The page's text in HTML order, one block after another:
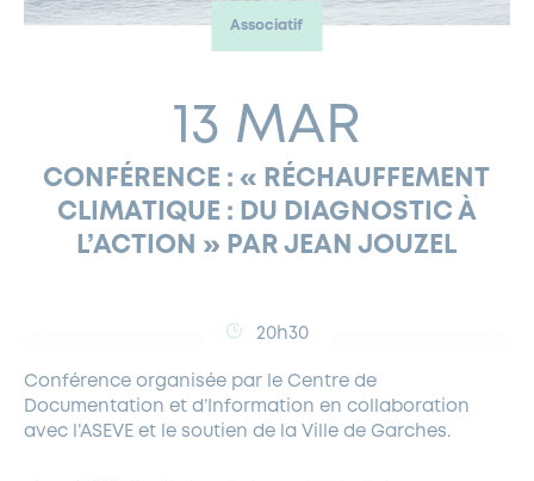
GÉRER MES DÉCHETS
EAU POTABLE ET ASSAINISSEMENT
DÉCLARATION DE CATASTROPHE NATURELLE
NOUVEAUX ARRIVANTS
LOCATION DE SALLES
INFORMATIONS PRATIQUES
MIEUX CONSOMMER
SUBVENTIONS
COMMUNICATIONS ADMINISTRATIVES
PANNEAUX D’AFFICHAGE LIBRE
PARTENAIRES INSTITUTIONNELS
GRÖBENZELL
LE BEGM THÉTIS
ANCIENS COMBATTANTS ET MÉMOIRE
DÉVELOPPEMENT DURABLE
ÉCONOMIES D’ÉNERGIE
DEMANDE D’ABATTAGE
Associatif
13 MAR
CONFÉRENCE : « RÉCHAUFFEMENT
CLIMATIQUE : DU DIAGNOSTIC À
L’ACTION » PAR JEAN JOUZEL
20h30
Conférence organisée par le Centre de
Documentation et d’Information en collaboration
avec l’ASEVE et le soutien de la Ville de Garches.